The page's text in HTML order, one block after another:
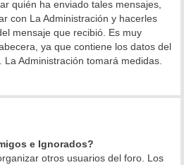
quién ha enviado tales mensajes,
con La Administración y hacerles
mensaje que recibió. Es muy
ya que contiene los datos del
Administración tomará medidas.
e Ignorados?
otros usuarios del foro. Los